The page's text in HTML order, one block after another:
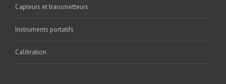
Capteurs et transmetteurs
Instruments portatifs
Calibration